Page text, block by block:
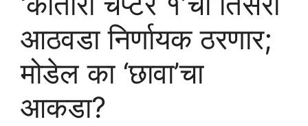
आठवडा निर्णायक ठरणार;
मोडेल का ‘छावा’चा
आकडा?